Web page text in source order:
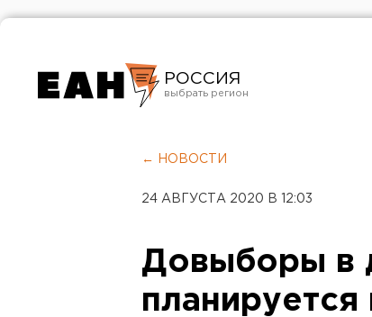
РОССИЯ
Челябинск
← НОВОСТИ
24 АВГУСТА 2020 В 12:03
Довыборы в
планируется